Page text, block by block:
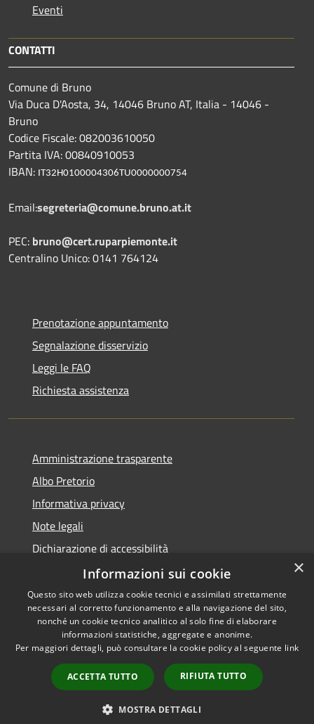
Eventi
CONTATTI
Comune di Bruno
Via Duca D'Aosta, 34, 14046 Bruno AT, Italia - 14046 -
Bruno
Codice Fiscale: 082003610050
Partita IVA: 00840910053
IBAN: IT32H0100004306TU0000000754
Email:segreteria@comune.bruno.at.it
PEC: bruno@cert.ruparpiemonte.it
Centralino Unico: 0141 764124
Prenotazione appuntamento
Segnalazione disservizio
Leggi le FAQ
Richiesta assistenza
Amministrazione trasparente
Albo Pretorio
Informativa privacy
Note legali
Dichiarazione di accessibilità
Accessibilità
Privacy
Mappa del sito
Comune convenzionato
Astigov
Progetto|Convenzione|
Adesioni
×
Informazioni sui cookie
Questo sito web utilizza cookie tecnici e assimilati strettamente
necessari al corretto funzionamento e alla navigazione del sito,
nonché un cookie tecnico analitico al solo fine di elaborare
informazioni statistiche, aggregate e anonime.
Per maggiori dettagli, può consultare la cookie policy al seguente link
ACCETTA TUTTO RIFIUTA TUTTO
MOSTRA DETTAGLI